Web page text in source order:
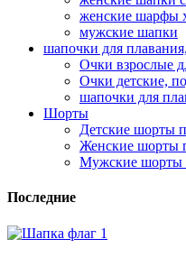
женские шарфы
мужские шапки
шапочки для
Очки взрослые
Очки детские,
шапочки для
Шорты
Детские шорты
Женские шорты
Мужские шорты
Последние